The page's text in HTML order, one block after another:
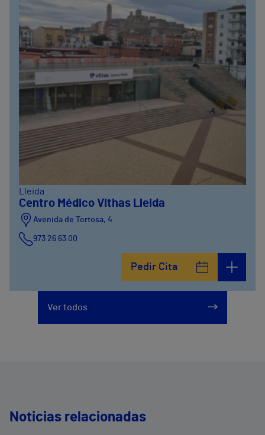
Lleida
Centro Médico Vithas Lleida
Avenida de Tortosa, 4
973 26 63 00
Pedir Cita
Ver todos
Noticias relacionadas